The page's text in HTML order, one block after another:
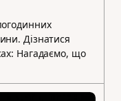
Дізнатися
Нагадаємо, що